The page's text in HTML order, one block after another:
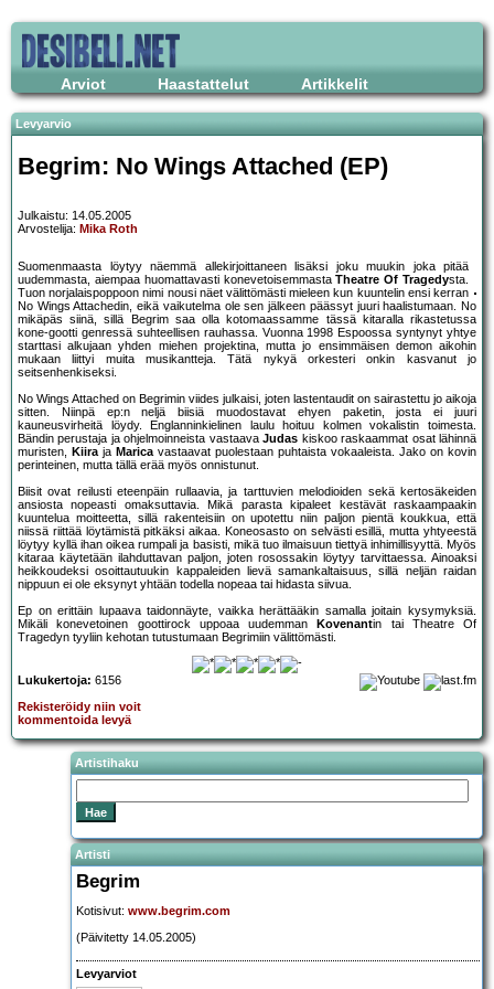
Arviot Haastattelut Artikkelit
Levyarvio
Begrim: No Wings Attached (EP)
Julkaistu: 14.05.2005
Arvostelija: Mika Roth
Suomenmaasta löytyy näemmä allekirjoittaneen lisäksi joku muukin joka pitää
uudemmasta, aiempaa huomattavasti konevetoisemmastaTheatre Of Tragedysta.
Tuon norjalaispoppoon nimi nousi näet välittömästi mieleen kun kuuntelin ensi kerran
No Wings Attachedin, eikä vaikutelma ole sen jälkeen päässyt juuri haalistumaan. No
mikäpäs siinä, sillä Begrim saa olla kotomaassamme tässä kitaralla rikastetussa
kone-gootti genressä suhteellisen rauhassa. Vuonna 1998 Espoossa syntynyt yhtye
starttasi alkujaan yhden miehen projektina, mutta jo ensimmäisen demon aikohin
mukaan liittyi muita musikantteja. Tätä nykyä orkesteri onkin kasvanut jo
seitsenhenkiseksi.
No Wings Attached on Begrimin viides julkaisi, joten lastentaudit on sairastettu jo aikoja
sitten. Niinpä ep:n neljä biisiä muodostavat ehyen paketin, josta ei juuri
kauneusvirheitä löydy. Englanninkielinen laulu hoituu kolmen vokalistin toimesta.
Bändin perustaja ja ohjelmoinneista vastaavaJudas kiskoo raskaammat osat lähinnä
muristen, Kiiraja Maricavastaavat puolestaan puhtaista vokaaleista. Jako on kovin
perinteinen, mutta tällä erää myös onnistunut.
Biisit ovat reilusti eteenpäin rullaavia, ja tarttuvien melodioiden sekä kertosäkeiden
ansiosta nopeasti omaksuttavia. Mikä parasta kipaleet kestävät raskaampaakin
kuuntelua moitteetta, sillä rakenteisiin on upotettu niin paljon pientä koukkua, että
niissä riittää löytämistä pitkäksi aikaa. Koneosasto on selvästi esillä, mutta yhtyeestä
löytyy kyllä ihan oikea rumpali ja basisti, mikä tuo ilmaisuun tiettyä inhimillisyyttä. Myös
kitaraa käytetään ilahduttavan paljon, joten rosossakin löytyy tarvittaessa. Ainoaksi
heikkoudeksi osoittautuukin kappaleiden lievä samankaltaisuus, sillä neljän raidan
nippuun ei ole eksynyt yhtään todella nopeaa tai hidasta siivua.
Ep on erittäin lupaava taidonnäyte, vaikka herättääkin samalla joitain kysymyksiä.
Mikäli konevetoinen goottirock uppoaa uudemman
Kovenantin tai Theatre Of
Tragedyn tyyliin kehotan tutustumaan Begrimiin välittömästi.
Lukukertoja: 6156
Rekisteröidy niin voit
kommentoida levyä
Artistihaku
Artisti
Begrim
Kotisivut: www.begrim.com
(Päivitetty 14.05.2005)
Levyarviot